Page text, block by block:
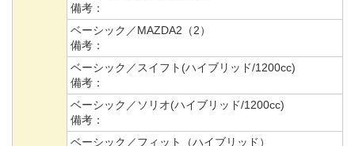
備考：
ベーシック／MAZDA2（2）
備考：
ベーシック／スイフト(ハイブリッド/1200cc)
備考：
ベーシック／ソリオ(ハイブリッド/1200cc)
備考：
ベーシック／フィット（ハイブリッド）